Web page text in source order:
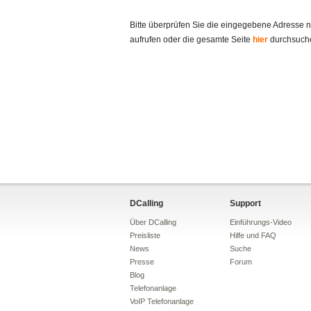
Bitte überprüfen Sie die eingegebene Adresse
aufrufen oder die gesamte Seite hier
DCalling
Über DCalling
Preisliste
News
Presse
Blog
Telefonanlage
VoIP Telefonanlage
Support
Einführungs-Video
Hilfe und FAQ
Suche
Forum